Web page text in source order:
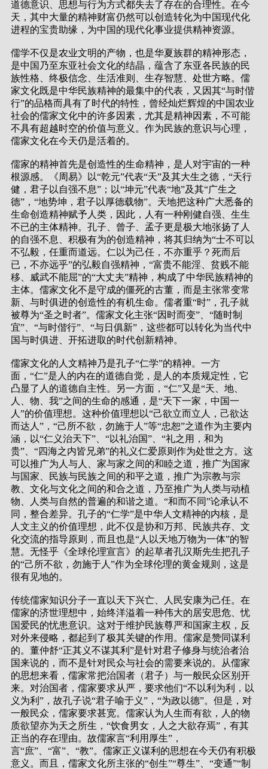
道德意识、思想与行为方式都失去了存在的合理性。在今
天，其中大量的精神财富仍然可以创造转化为中国现代化
进程的宝贵助缘，为中国的现代化事业提供精神资源。
儒学不仅是农业文明的产物，也是华夏族群的精神形态，
是中国乃至东亚社会文化的结晶，蕴含了东亚各民族的民
族性格、终极信念、生活准则、生存智慧、处世方略。儒
家文化既是中华民族精神的最集中的代表，又因其“与时偕
行”的品格而具有了时代的特性，曾经灿烂辉煌的中国农业
社会的儒家文化中的许多因素，尤其是精神因素，不可能
不具有超越时空的价值与意义。作为民族的意识与心理，
儒家文化在今天仍是活着的。
儒家的精神首先是创造性的生命精神，是人对宇宙的一种
根源感。《周易》以“乾元”代表“天”及其大生之德，“天行
健，君子以自强不息”；以“坤元”代表“地”及其“广生之
德”，“地势坤，君子以厚德载物”。天地把这种广大悉备的
生命创造精神赋予人类，因此，人有一种刚健自强、生生
不已的主体精神。孔子、曾子、孟子更是极大地张扬了人
的自强不息、积极有为的创造精神，将其归纳为“士不可以
不弘毅，任重而道远。仁以为己任，不亦重乎？死而后
已，不亦远乎”的弘毅自强精神，“富贵不能淫、贫贱不能
移、威武不能屈”的“大丈夫”精神，构成了中华民族精神的
主体。儒家文化不是守成的僵死的古董，而是主张常变常
新、与时俱进的创造性的有机生命。儒者重“时”，孔子就
被尊为“圣之时者”。儒家文化主张“因时而变”、“随时制
宜”、“与时偕行”、“与日俱新”，这些都可以转化为当代中
国与时俱进、开拓进取的时代创新精神。
儒家文化的人文精神乃是孔子“仁学”的精神。一方
面，“仁”是人的内在的道德自觉，是人的本质规定性，它
凸显了人的道德自主性。另一方面，“仁”又是“天、地、
人、物、我”之间的生命的感通，是“天下一家，中国一
人”的价值理想。这种价值理想以“己欲立而立人，己欲达
而达人”，“己所不欲，勿施于人”等“忠恕”之道作为主要内
涵，以“仁义治天下”、“以礼治国”、“礼之用，和为
贵”、“四海之内皆兄弟”的礼义仁爱原则作为处世之方。这
可以推广为人与人、家与家之间的和睦之道，推广为国家
与国家、民族与民族之间的和平之道，推广为宗教与宗
教、文化与文化之间的和合之道，乃至推广为人类与动植
物、人类与自然的普遍的和谐之道。“和而不同”论承认不
同，整合差异。孔子的“仁学”是中华人文精神的内核，是
人文主义的价值理想，此不仅是协和万邦、民族共存、文
化交流的指导原则，而且也是“人以天地万物为一体”的智
慧。无怪乎《全球伦理宣言》的起草者孔汉斯先生把孔子
的“己所不欲，勿施于人”作为全球伦理的黄金规则，这是
很有见地的。
传统儒家知识分子一直以天下兴亡、人民安康为己任。在
儒家的济世理想中，始终洋溢着一种伟大的居安思危、忧
国爱民的忧患意识。这对于维护民族尊严和国家主权，反
对外来侵略，都起到了极其关键的作用。儒家是赞同谋利
的。董仲舒“正其义不谋其利”是针对君子修身与统治者治
国来说的，而不是针对民众与社会的需要来说的。从儒家
的思想来看，儒家常把治国者（君子）与一般民众区别开
来。对治国者，儒家要求从严，要求他们“不以利为利，以
义为利”，故孔子说“君子喻于义”，“为政以德”。但是，对
一般民众，儒家要求甚宽。儒家认为人生而有欲，人的物
质欲望亦为天之所生，“饮食男女，人之大欲存焉”，有其
正当的存在理由。故儒家言“利用厚生”，
言“庶”、“富”、“教”。儒家正义谋利的思想在今天仍有积极
意义。而且，儒家文化所主张的“创生”“尊生”、“变通”“制